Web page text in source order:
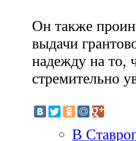
Он также
выдачи
надежду на то,
стремительно
В